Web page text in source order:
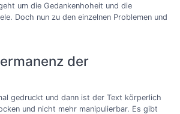
um die Gedankenhoheit und die
Doch nun zu den einzelnen Problemen und
der
gedruckt und dann ist der Text körperlich
und nicht mehr manipulierbar. Es gibt